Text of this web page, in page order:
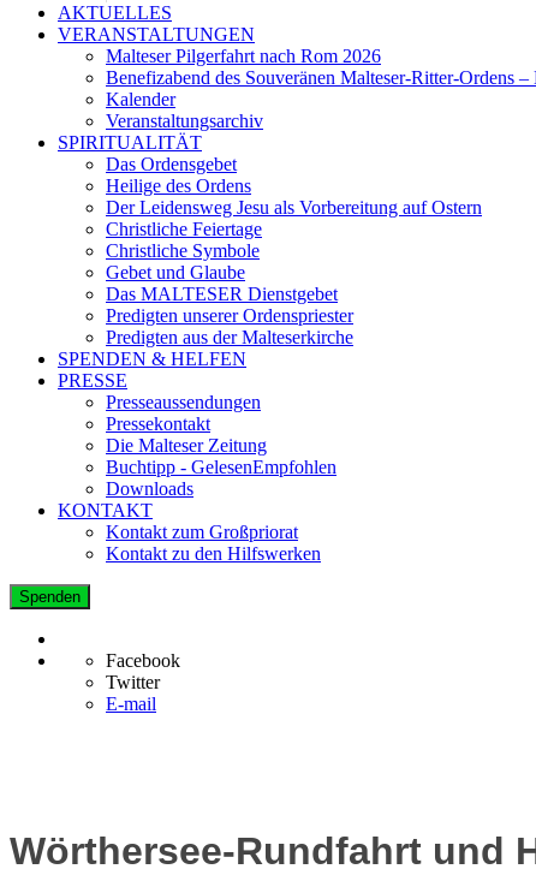
AKTUELLES
VERANSTALTUNGEN
Malteser Pilgerfahrt nach Rom 2026
Benefizabend des Souveränen Malteser-Ritter-Ordens
Kalender
Veranstaltungsarchiv
SPIRITUALITÄT
Das Ordensgebet
Heilige des Ordens
Der Leidensweg Jesu als Vorbereitung auf Ostern
Christliche Feiertage
Christliche Symbole
Gebet und Glaube
Das MALTESER Dienstgebet
Predigten unserer Ordenspriester
Predigten aus der Malteserkirche
SPENDEN & HELFEN
PRESSE
Presseaussendungen
Pressekontakt
Die Malteser Zeitung
Buchtipp - GelesenEmpfohlen
Downloads
KONTAKT
Kontakt zum Großpriorat
Kontakt zu den Hilfswerken
Spenden
Facebook
Twitter
E-mail
Wörthersee-Rundfahrt und